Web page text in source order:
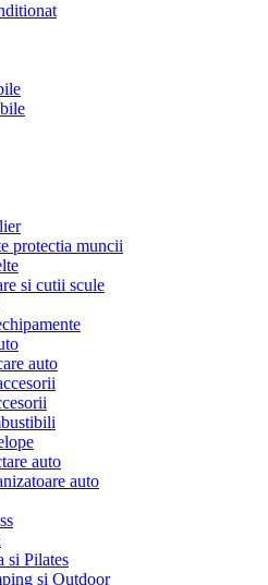
protectia muncii
si cutii scule
auto
auto
auto
si Pilates
si Outdoor